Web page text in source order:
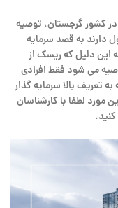
کشور گرجستان، توصیه
دلار آمریکا پول دارند به قصد سرمایه
این دلیل که ریسک از
می شود فقط افرادی
تعریف بالا سرمایه گذار
لطفا با کارشناسان